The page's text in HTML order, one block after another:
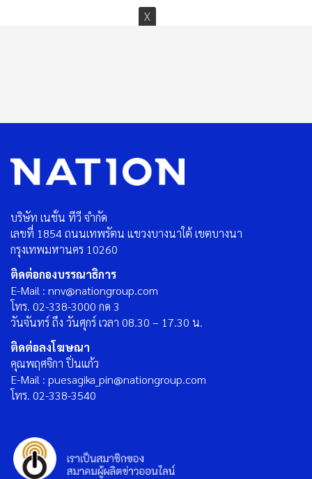
บริษัท เนชั่น ทีวี จำกัด
เลขที่ 1854 ถนนเทพรัตน แขวงบางนาใต้ เขตบางนา
กรุงเทพมหานคร 10260
ติดต่อกองบรรณาธิการ
E-Mail : nnv@nationgroup.com
โทร. 02-338-3000 กด 3
วันจันทร์ ถึง วันศุกร์ เวลา 08.30 – 17.30 น.
ติดต่อลงโฆษณา
คุณพฤศจิกา ปิ่นแก้ว
E-Mail : puesagika_pin@nationgroup.com
โทร. 02-338-3540